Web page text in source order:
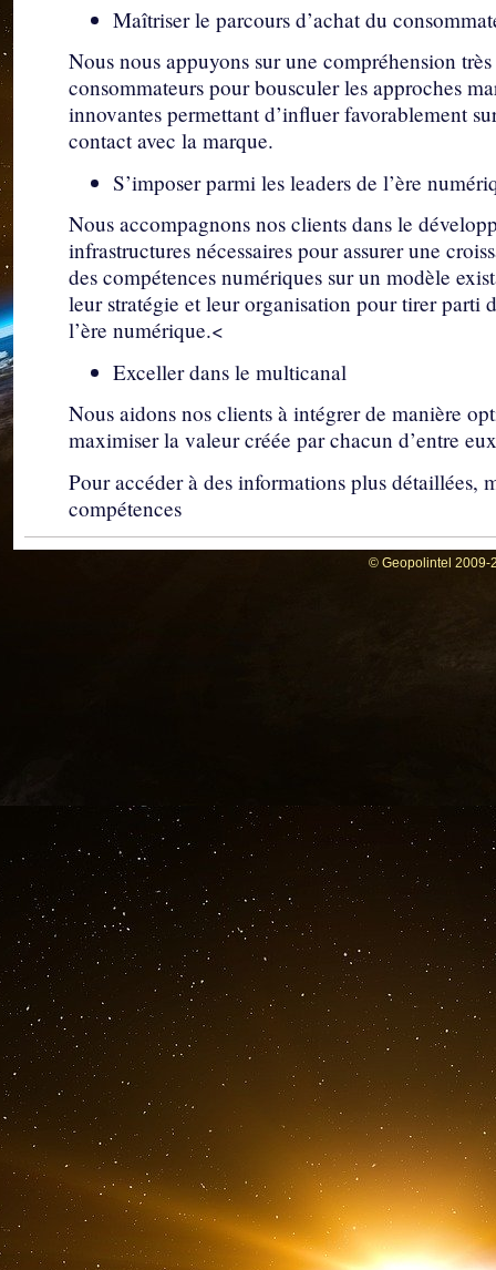
Maîtriser le parcours d’achat du
Nous nous appuyons sur une compréhension
consommateurs pour bousculer les approches
innovantes permettant d’influer favorablement
contact avec la marque.
S’imposer parmi les leaders de l’ère
Nous accompagnons nos clients dans le
infrastructures nécessaires pour assurer une
des compétences numériques sur un modèle
leur stratégie et leur organisation pour tirer parti
l’ère numérique.<
Exceller dans le multicanal
Nous aidons nos clients à intégrer de manière
maximiser la valeur créée par chacun d’entre
Pour accéder à des informations plus
compétences
marketing multicanal :
1. Exploiter les données
L’information est l’un des outils les plus
marketing. Le marketing multicanal génère
les consommateurs. Même si un message
ou médiocre, il génère néanmoins des
d’amélioration des messages et du
multicanal. Les données et les analyses
pour obtenir des informations sur ce que
Analysez les données et détectez les
multicanal pour vous aider à cibler plus
2. Un canal hybride pour améliorer la
Le problème le plus difficile pour tout plan
meilleur mix pour une campagne, et les
recherche. Identifier les canaux qui
© Geopolintel 2009-